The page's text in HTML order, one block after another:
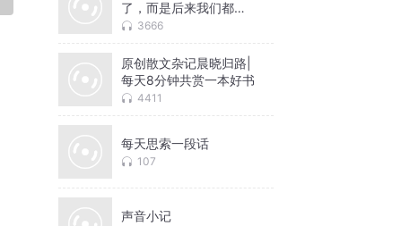
了，而是后来我们都有
了故事
3666
原创散文杂记晨晓归路|
每天8分钟共赏一本好书
4411
每天思索一段话
107
声音小记